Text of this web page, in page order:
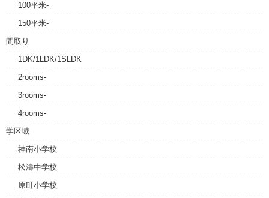
100平米-
150平米-
間取り
1DK/1LDK/1SLDK
2rooms-
3rooms-
4rooms-
学区域
神南小学校
松濤中学校
原町小学校